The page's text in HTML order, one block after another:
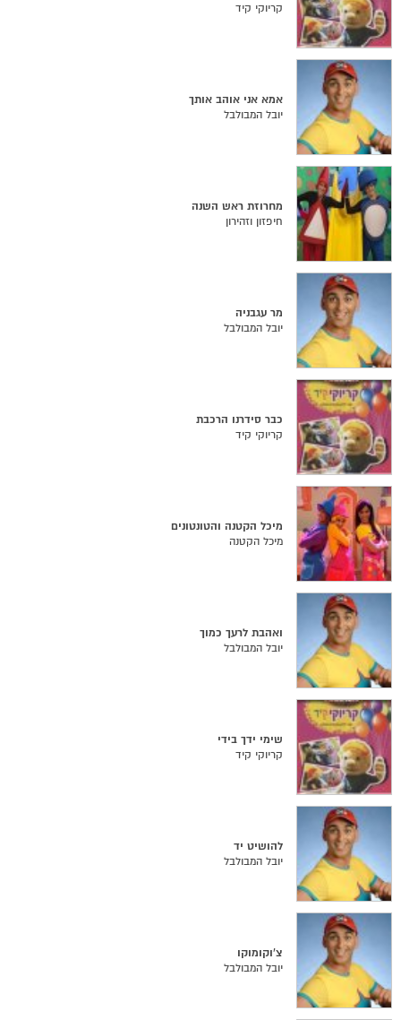
קריוקי קיד
אמא אני אוהב אותך
יובל המבולבל
מחרוזת ראש השנה
חיפזון וזהירון
מר עגבניה
יובל המבולבל
כבר סידרנו הרכבת
קריוקי קיד
מיכל הקטנה והטונטונים
מיכל הקטנה
ואהבת לרעך כמוך
יובל המבולבל
שימי ידך בידי
קריוקי קיד
להושיט יד
יובל המבולבל
צ'וקומוקו
יובל המבולבל